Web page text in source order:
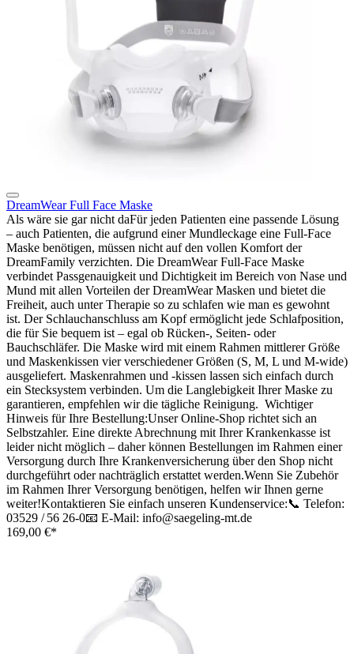
DreamWear Full Face Maske
Als wäre sie gar nicht daFür jeden Patienten eine passende Lösung
– auch Patienten, die aufgrund einer Mundleckage eine Full-Face
Maske benötigen, müssen nicht auf den vollen Komfort der
DreamFamily verzichten. Die DreamWear Full-Face Maske
verbindet Passgenauigkeit und Dichtigkeit im Bereich von Nase und
Mund mit allen Vorteilen der DreamWear Masken und bietet die
Freiheit, auch unter Therapie so zu schlafen wie man es gewohnt
ist. Der Schlauchanschluss am Kopf ermöglicht jede Schlafposition,
die für Sie bequem ist – egal ob Rücken-, Seiten- oder
Bauchschläfer. Die Maske wird mit einem Rahmen mittlerer Größe
und Maskenkissen vier verschiedener Größen (S, M, L und M-wide)
ausgeliefert. Maskenrahmen und -kissen lassen sich einfach durch
ein Stecksystem verbinden. Um die Langlebigkeit Ihrer Maske zu
garantieren, empfehlen wir die tägliche Reinigung. Wichtiger
Hinweis für Ihre Bestellung:Unser Online-Shop richtet sich an
Selbstzahler. Eine direkte Abrechnung mit Ihrer Krankenkasse ist
leider nicht möglich – daher können Bestellungen im Rahmen einer
Versorgung durch Ihre Krankenversicherung über den Shop nicht
durchgeführt oder nachträglich erstattet werden.Wenn Sie Zubehör
im Rahmen Ihrer Versorgung benötigen, helfen wir Ihnen gerne
weiter!Kontaktieren Sie einfach unseren Kundenservice:📞 Telefon:
03529 / 56 26-0📧 E-Mail: info@saegeling-mt.de
169,00 €*